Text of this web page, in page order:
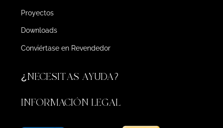
Proyectos
Downloads
Conviértase en Revendedor
¿NECESITAS AYUDA?
INFORMACIÓN LEGAL